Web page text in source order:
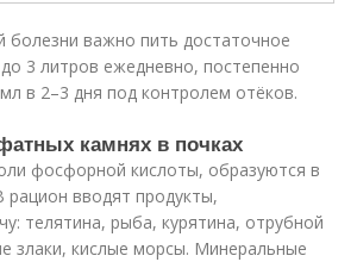
болезни важно пить достаточное
3 литров ежедневно, постепенно
в 2–3 дня под контролем отёков.
камнях в почках
фосфорной кислоты, образуются в
вводят продукты,
телятина, рыба, курятина, отрубной
злаки, кислые морсы. Минеральные